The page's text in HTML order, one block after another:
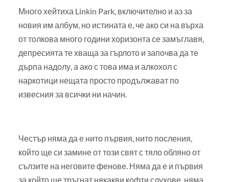
Много хейтиха Linkin Park, включително и аз за
новия им албум, но истината е, че ако си на върха
от толкова много години хоризонта се замъглавя,
депресията те хваща за гърлото и започва да те
дърпа надолу, а ако с това има и алкохол с
наркотици нещата просто продължават по
извесния за всички ни начин.
Честър няма да е нито първия, нито посления,
който ще си замине от този свят с тяло обляно от
сълзите на неговите фенове. Няма да е и първия
за който ще тръгнат някакви кофти слухове, няма